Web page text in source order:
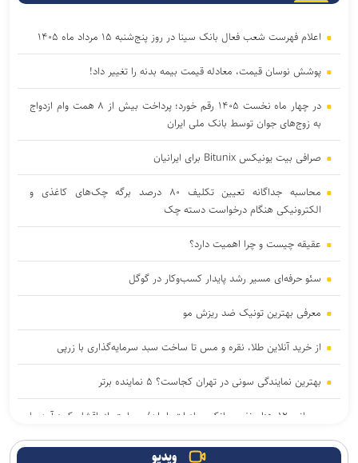
اعلام فهرست شعب فعال بانک سینا در روز پنج‌شنبه ۱۵ مرداد ماه ۱۴۰۵
پوشش نوسان قیمت، معادله قیمت بیمه بدنه را تغییر داد!
در چهار ماه نخست ۱۴۰۵ رقم خورد؛ پرداخت بیش از ۸ همت وام ازدواج
به زوج‌های جوان توسط بانک ملی ایران
صرافی بیت یونیکس Bitunix برای ایرانیان
محاسبه جداگانه تعیین تکلیف ۸۰ درصد برگه چک‌های کاغذی و
الکترونیکی هنگام درخواست دسته چک
عقیقه چیست و چرا اهمیت دارد؟
سئو حرفه‌ای مسیر رشد پایدار کسب‌وکار در گوگل
معرفی بهترین تونیک ضد ریزش مو
از خرید آنلاین طلا، نقره و مس تا ساخت سبد سرمایه‌گذاری با زرپی
بهترین نمایندگی سونی در تهران کجاست؟ ۵ نماینده برتر
مهمانی ۱۲ هزار نفری بانک صادرات ایران/ حمایت از اقشار کم‌درآمد با
ویدیو